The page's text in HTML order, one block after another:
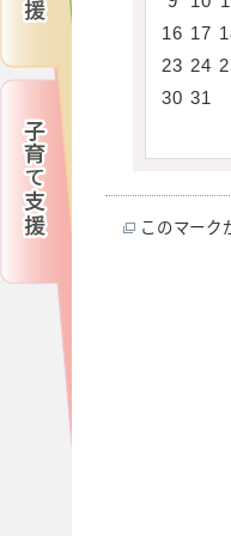
16 17
23 24
30 31
このマーク